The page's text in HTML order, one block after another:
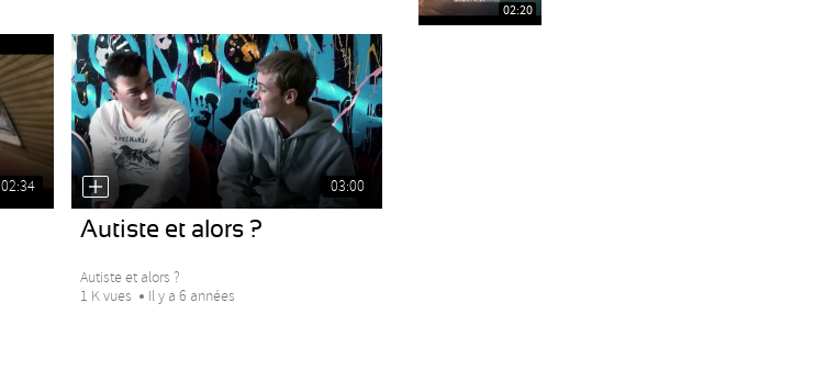
02:34 03:00
Autiste et alors ?
Autiste et alors ?
1 K vues
Il y a 6 années
02:20